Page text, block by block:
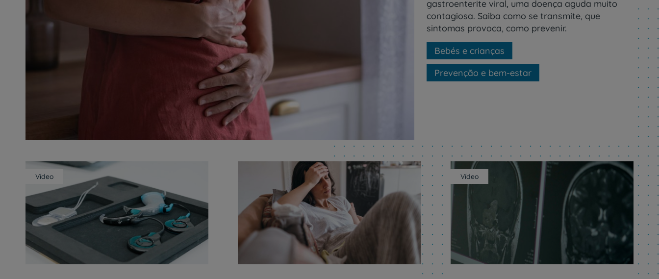
gastroenterite viral, uma doença aguda muito
contagiosa. Saiba como se transmite, que
sintomas provoca, como prevenir.
Bebés e crianças
Prevenção e bem-estar
Vídeo Vídeo